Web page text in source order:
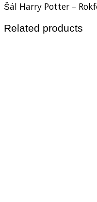
Šál Harry Potter –
Related products